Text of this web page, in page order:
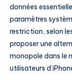
données
paramètres
restriction, selon
proposer une
monopole dans le
utilisateurs